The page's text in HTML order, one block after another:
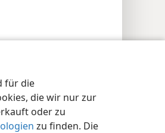
für die
die wir nur zur
oder zu
zu finden. Die